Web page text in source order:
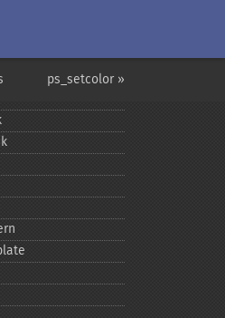
ps_setcolor »